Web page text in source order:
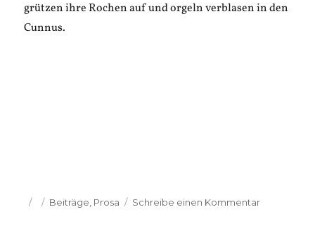
grützen ihre Rochen auf und orgeln verblasen in den
Cunnus.
Veröffentlicht
Kategorien
Beiträge Prosa Schreibe einen Kommentarzu